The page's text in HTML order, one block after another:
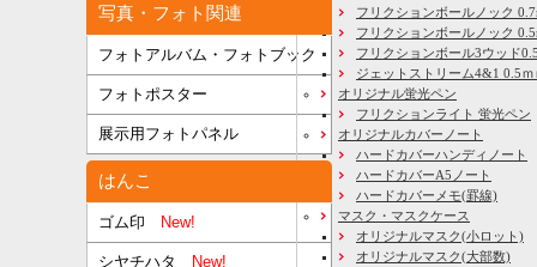
写真・フォト関連
フォトアルバム・フォトブック
フォトポスター
展示用フォトパネル
はんこ
ゴム印 New!
シヤチハタ New!
フリクションボールノック
フリクションボールノック
フリクションボール3ウッド
ジェットストリーム4&1 0.5ｍ
オリジナル蛍光ペン
フリクションライト 蛍光ペン
オリジナルカバーノート
ハードカバーハンディノート
ハードカバーA5ノート
ハードカバーメモ(罫線)
マスク・マスクケース
オリジナルマスク(小ロット)
オリジナルマスク(大部数)